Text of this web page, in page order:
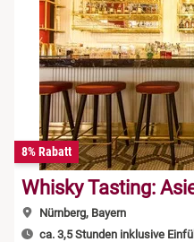
8% Rabatt
Whisky Tasting:
Nürnberg, Bayern
ca. 3,5 Stunden inklusive